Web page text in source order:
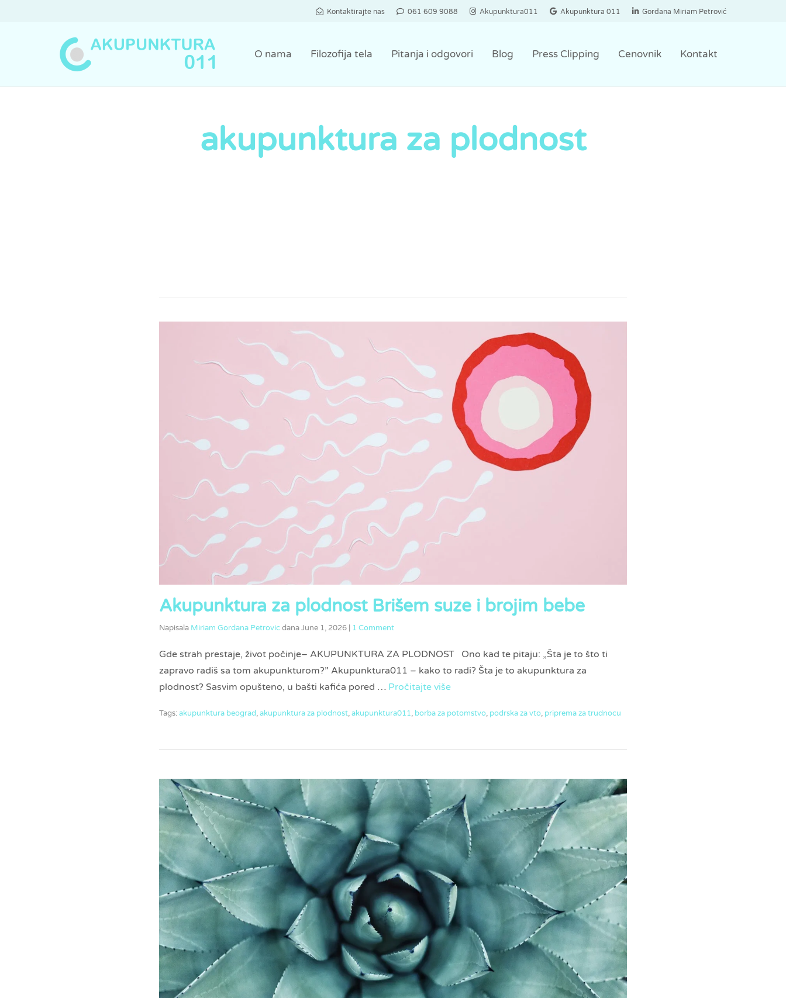
Kontaktirajte nas 061 609 9088 Akupunktura011 Akupunktura 011 Gordana Miriam Petrović
O nama Filozofija tela Pitanja i odgovori Blog Press Clipping Cenovnik Kontakt
akupunktura za plodnost
Akupunktura za plodnost Brišem suze i brojim bebe
Napisala Miriam Gordana PetrovicdanaJune 1, 2026 1 Comment
Gde strah prestaje, život počinje– AKUPUNKTURA ZA PLODNOST Ono kad te pitaju: „Šta je to što ti
zapravo radiš sa tom akupunkturom?” Akupunktura011 – kako to radi? Šta je to akupunktura za
plodnost? Sasvim opušteno, u bašti kafića pored … Pročitajte više
Tags:akupunktura beograd,akupunktura za plodnost,akupunktura011, borba za potomstvo, podrska za vto, priprema za trudnocu